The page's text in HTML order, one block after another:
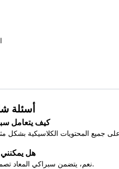
أسئلة
كيف يتعامل
هل
نعم، يتضمن سبراكي المعاد تصميمه توافقًا شاملًا مع جميع الإصدارات السابقة.